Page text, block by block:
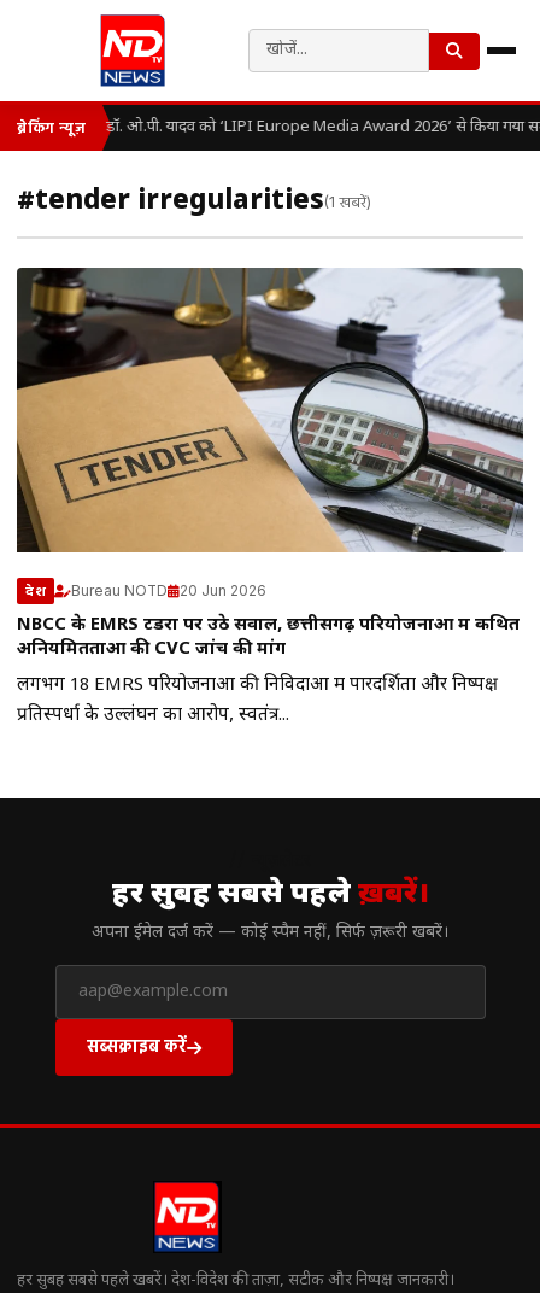
ब्रेकिंग न्यूज़ डॉ. ओ.पी. यादव को ‘LIPI Europe Media Award 2026’ से किया गया
#tender irregularities(1 खबरें)
देश Bureau NOTD 20 Jun 2026
NBCC के EMRS टेंडरों पर उठे सवाल, छत्तीसगढ़ परियोजनाओं में कथित
अनियमितताओं की CVC जांच की मांग
लगभग 18 EMRS परियोजनाओं की निविदाओं में पारदर्शिता और निष्पक्ष
प्रतिस्पर्धा के उल्लंघन का आरोप, स्वतंत्र...
हर सुबह सबसे पहलेख़बरें।
अपना ईमेल दर्ज करें — कोई स्पैम नहीं, सिर्फ ज़रूरी खबरें।
सब्सक्राइब करें
हर सुबह सबसे पहले खबरें। देश-विदेश की ताज़ा, सटीक और निष्पक्ष जानकारी।